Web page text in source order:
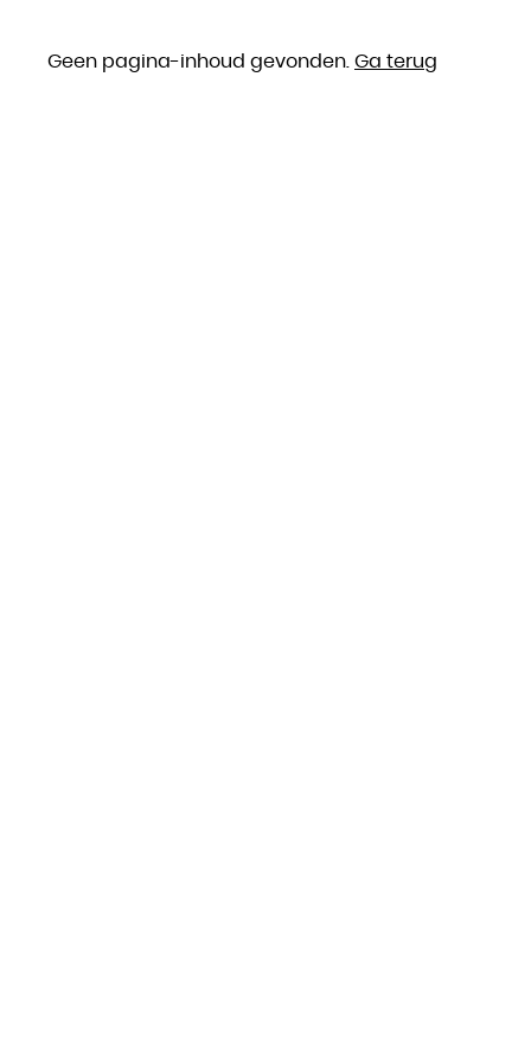
Geen pagina-inhoud gevonden. Ga terug